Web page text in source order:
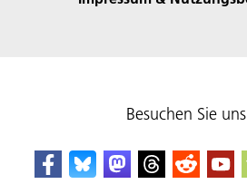
Besuchen Sie